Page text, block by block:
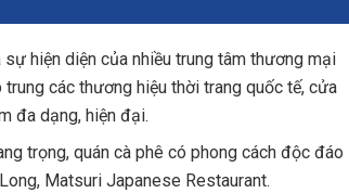
hiện diện của nhiều trung tâm thương mại
các thương hiệu thời trang quốc tế, cửa
đa dạng, hiện đại.
trọng, quán cà phê có phong cách độc đáo
Matsuri Japanese Restaurant.